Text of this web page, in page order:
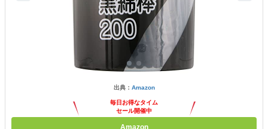
出典： Amazon
毎日お得なタイム
セール開催中
Amazon